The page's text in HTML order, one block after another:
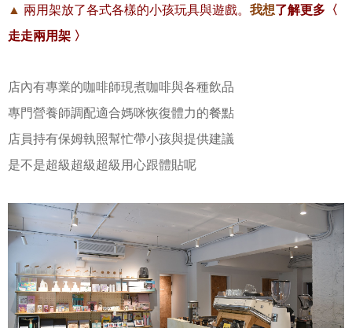
▲ 兩用架放了各式各樣的小孩玩具與遊戲。 我想了解更多〈
走走兩用架 〉
店內有專業的咖啡師現煮咖啡與各種飲品
專門營養師調配適合媽咪恢復體力的餐點
店員持有保姆執照幫忙帶小孩與提供建議
是不是超級超級超級用心跟體貼呢